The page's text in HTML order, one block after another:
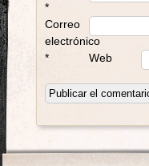
*
Correo
electrónico
*
Web